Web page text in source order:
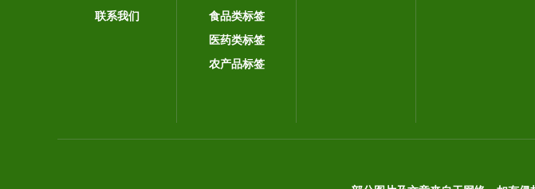
联系我们
食品类标签
医药类标签
农产品标签